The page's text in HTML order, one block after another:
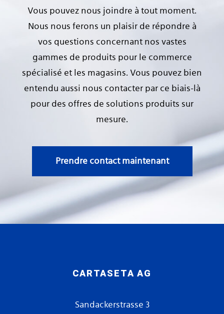
Vous pouvez nous joindre à tout moment.
Nous nous ferons un plaisir de répondre à
vos questions concernant nos vastes
gammes de produits pour le commerce
spécialisé et les magasins. Vous pouvez bien
entendu aussi nous contacter par ce biais-là
pour des offres de solutions produits sur
mesure.
Prendre contact maintenant
CARTASETA AG
Sandackerstrasse 3